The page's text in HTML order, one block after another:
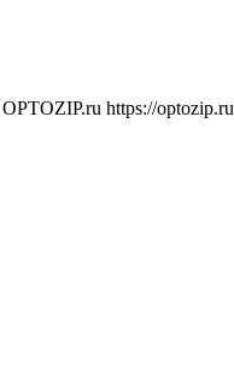
OPTOZIP.ru https://optozip.ru